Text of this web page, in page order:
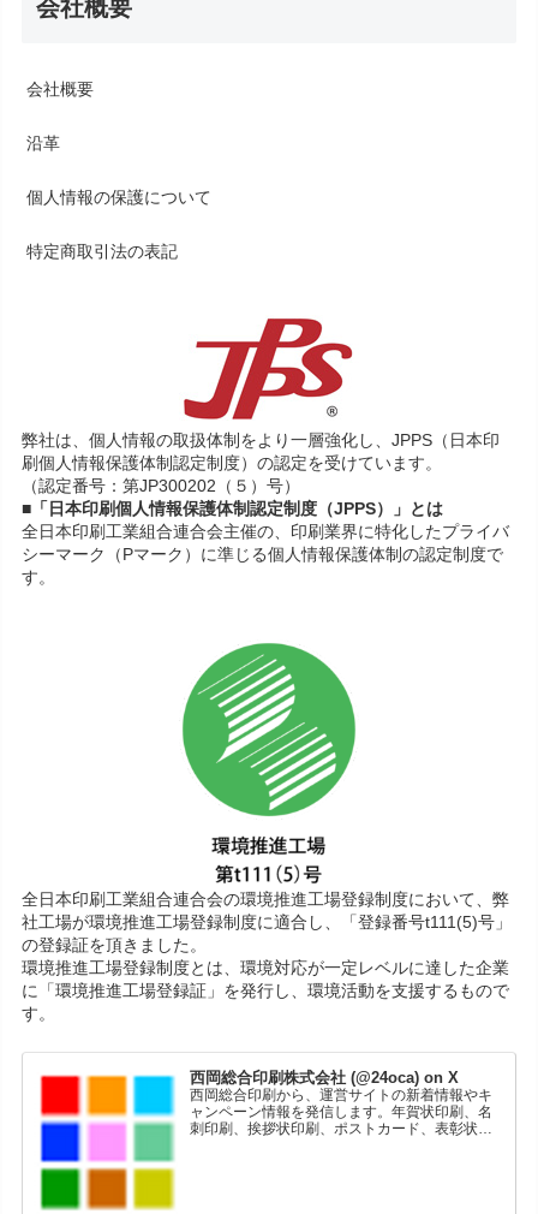
会社概要
会社概要
沿革
個人情報の保護について
特定商取引法の表記
弊社は、個人情報の取扱体制をより一層強化し、JPPS（日本印
刷個人情報保護体制認定制度）の認定を受けています。
（認定番号：第JP300202（５）号）
■「日本印刷個人情報保護体制認定制度（JPPS）」とは
全日本印刷工業組合連合会主催の、印刷業界に特化したプライバ
シーマーク（Pマーク）に準じる個人情報保護体制の認定制度で
す。
全日本印刷工業組合連合会の環境推進工場登録制度において、弊
社工場が環境推進工場登録制度に適合し、「登録番号t111(5)号」
の登録証を頂きました。
環境推進工場登録制度とは、環境対応が一定レベルに達した企業
に「環境推進工場登録証」を発行し、環境活動を支援するもので
す。
西岡総合印刷株式会社 (@24oca) on X
西岡総合印刷から、運営サイトの新着情報やキ
ャンペーン情報を発信します。年賀状印刷、名
刺印刷、挨拶状印刷、ポストカード、表彰状印